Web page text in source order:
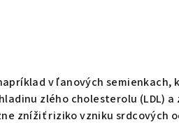
v ľanových semienkach,
zlého cholesterolu (LDL) a
znížiť riziko vzniku srdcových